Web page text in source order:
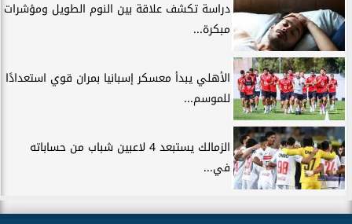
دراسة تكشف علاقة بين النوم الطويل ومؤشرات
مبكرة...
الأهلي يبدأ معسكر إسبانيا بمران قوي استعدادًا
للموسم...
الزمالك يستبعد 4 لاعبين شباب من حساباته
في...